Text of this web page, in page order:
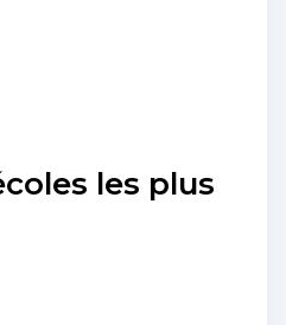
les plus